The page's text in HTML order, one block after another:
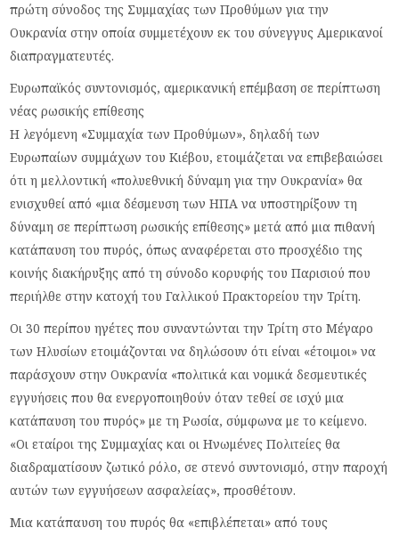
πρώτη σύνοδος της Συμμαχίας των Προθύμων για την
Ουκρανία στην οποία συμμετέχουν εκ του σύνεγγυς Αμερικανοί
διαπραγματευτές.
Ευρωπαϊκός συντονισμός, αμερικανική επέμβαση σε περίπτωση
νέας ρωσικής επίθεσης
Η λεγόμενη «Συμμαχία των Προθύμων», δηλαδή των
Ευρωπαίων συμμάχων του Κιέβου, ετοιμάζεται να επιβεβαιώσει
ότι η μελλοντική «πολυεθνική δύναμη για την Ουκρανία» θα
ενισχυθεί από «μια δέσμευση των ΗΠΑ να υποστηρίξουν τη
δύναμη σε περίπτωση ρωσικής επίθεσης» μετά από μια πιθανή
κατάπαυση του πυρός, όπως αναφέρεται στο προσχέδιο της
κοινής διακήρυξης από τη σύνοδο κορυφής του Παρισιού που
περιήλθε στην κατοχή του Γαλλικού Πρακτορείου την Τρίτη.
Οι 30 περίπου ηγέτες που συναντώνται την Τρίτη στο Μέγαρο
των Ηλυσίων ετοιμάζονται να δηλώσουν ότι είναι «έτοιμοι» να
παράσχουν στην Ουκρανία «πολιτικά και νομικά δεσμευτικές
εγγυήσεις που θα ενεργοποιηθούν όταν τεθεί σε ισχύ μια
κατάπαυση του πυρός» με τη Ρωσία, σύμφωνα με το κείμενο.
«Οι εταίροι της Συμμαχίας και οι Ηνωμένες Πολιτείες θα
διαδραματίσουν ζωτικό ρόλο, σε στενό συντονισμό, στην παροχή
αυτών των εγγυήσεων ασφαλείας», προσθέτουν.
Μια κατάπαυση του πυρός θα «επιβλέπεται» από τους